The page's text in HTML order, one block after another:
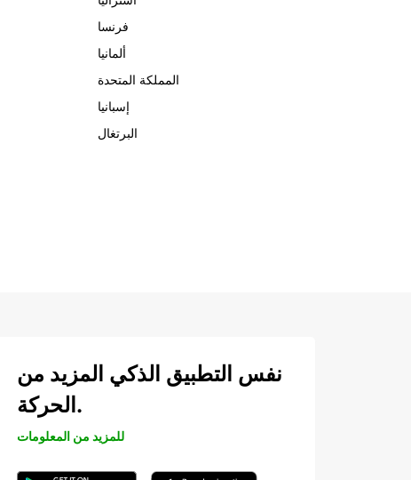
فرنسا
ألمانيا
المملكة المتحدة
إسبانيا
البرتغال
نفس التطبيق الذكي المزيد من
الحركة.
للمزيد من المعلومات